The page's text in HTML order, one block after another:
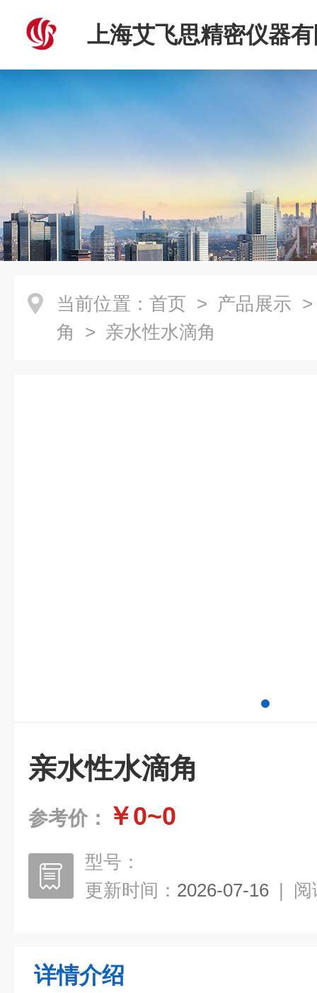
上海艾飞思精密仪器
当前位置： 首页 > 产品展示
角
> 亲水性水滴角
亲水性水滴角
参考价： ￥0~0
型号：
更新时间： 2026-07-16 | 阅
详情介绍